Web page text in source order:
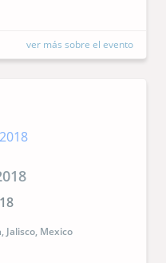
ver más sobre el evento
Jalisco, Mexico